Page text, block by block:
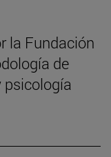
la Fundación
de
psicología